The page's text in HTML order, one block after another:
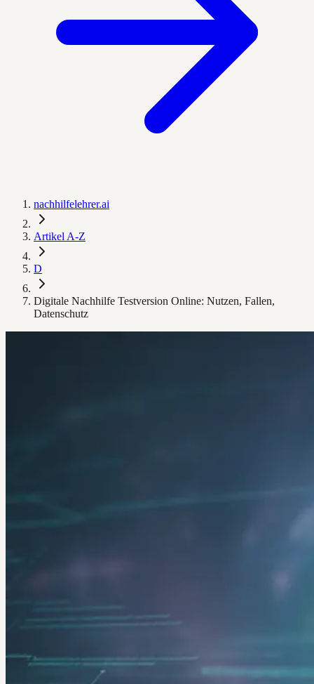
nachhilfelehrer.ai
Artikel A-Z
D
Digitale Nachhilfe Testversion Online: Nutzen, Fallen,
Datenschutz